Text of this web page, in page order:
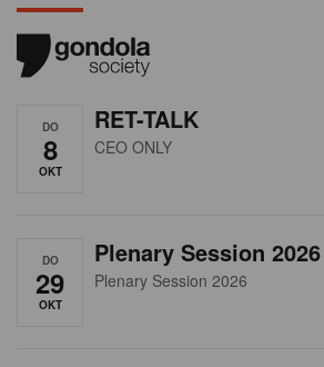
DO
8
OKT
RET-TALK
CEO ONLY
DO
29
OKT
Plenary Session 2026
Plenary Session 2026